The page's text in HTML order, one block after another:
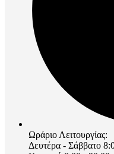
Ωράριο Λειτουργίας:
Δευτέρα - Σάββατο